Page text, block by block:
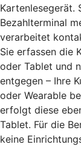
Kartenlesegerät.
Bezahlterminal
verarbeitet
Sie erfassen die
oder Tablet und
entgegen – Ihre
oder Wearable
erfolgt diese
Tablet. Für die
keine